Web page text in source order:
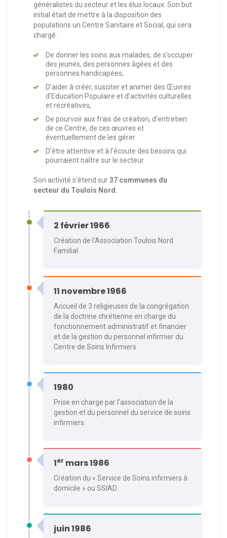
généralistes du secteur et les élus locaux. Son but
initial était de mettre à la disposition des
populations un Centre Sanitaire et Social, qui sera
chargé :
De donner les soins aux malades, de s’occuper
des jeunes, des personnes âgées et des
personnes handicapées,
D’aider à créer, susciter et animer des Œuvres
d’Education Populaire et d’activités culturelles
et récréatives,
De pourvoir aux frais de création, d’entretien
de ce Centre, de ces œuvres et
éventuellement de les gérer.
D'être attentive et à l'écoute des besoins qui
pourraient naître sur le secteur.
Son activité s'étend sur37 communes du
secteur du Toulois Nord
2 février 1966
Création de l'Association Toulois Nord
Familial
11 novembre 1966
Accueil de 3 religieuses de la congrégation
de la doctrine chrétienne en charge du
fonctionnement administratif et financier
et de la gestion du personnel infirmier du
Centre de Soins Infirmiers.
1980
Prise en charge par l'association de la
gestion et du personnel du service de soins
infirmiers.
1er mars 1986
Création du « Service de Soins infirmiers à
domicile » ou SSIAD.
juin 1986